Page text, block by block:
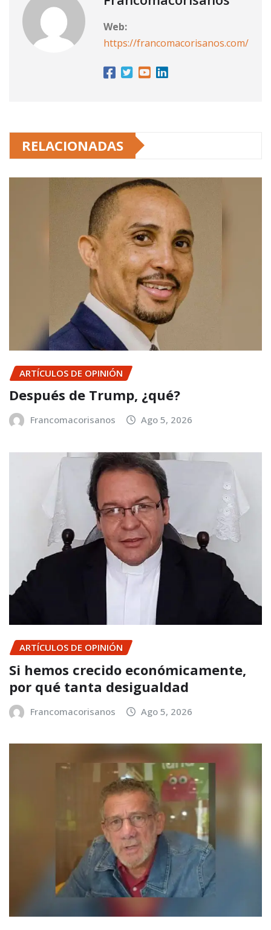
Web:
https://francomacorisanos.com/
RELACIONADAS
ARTÍCULOS DE OPINIÓN
Después de Trump, ¿qué?
Francomacorisanos Ago 5, 2026
ARTÍCULOS DE OPINIÓN
Si hemos crecido económicamente,
por qué tanta desigualdad
Francomacorisanos Ago 5, 2026